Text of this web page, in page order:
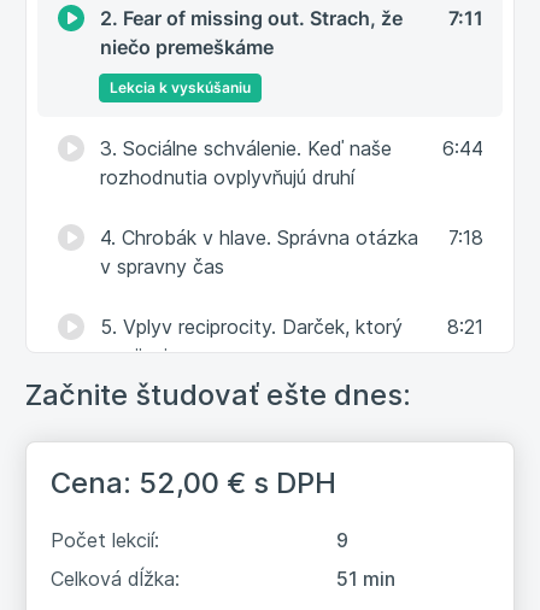
2. Fear of missing out. Strach, že
niečo premeškáme
7:11
Lekcia k vyskúšaniu
3. Sociálne schválenie. Keď naše
rozhodnutia ovplyvňujú druhí
6:44
4. Chrobák v hlave. Správna otázka
v spravny čas
7:18
5. Vplyv reciprocity. Darček, ktorý
zaväzuje
8:21
Prepojenia podporujú vzťah
7. Metafory a prirovnanie.
Vytváranie spomienok a asociácií
Začnite študovať ešte dnes:
Cena: 52,00 € s DPH
Počet lekcií:
9
Celková dĺžka:
51 min